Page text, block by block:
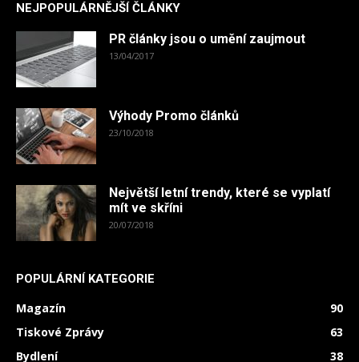
NEJPOPULÁRNĚJŠÍ ČLÁNKY
PR články jsou o umění zaujmout
13/04/2017
Výhody Promo článků
23/10/2018
Největší letní trendy, které se vyplatí
mít ve skříni
20/07/2018
POPULÁRNÍ KATEGORIE
Magazín
90
Tiskové Zprávy
63
Bydlení
38